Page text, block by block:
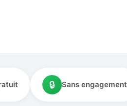
🔒 Sans engagement